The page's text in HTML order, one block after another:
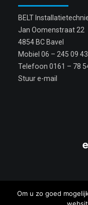
BELT
Jan Oomenstraat 22
4854 BC Bavel
Mobiel 06 – 245 09
Telefoon 0161 – 78
Stuur e-mail
Om u zo goed